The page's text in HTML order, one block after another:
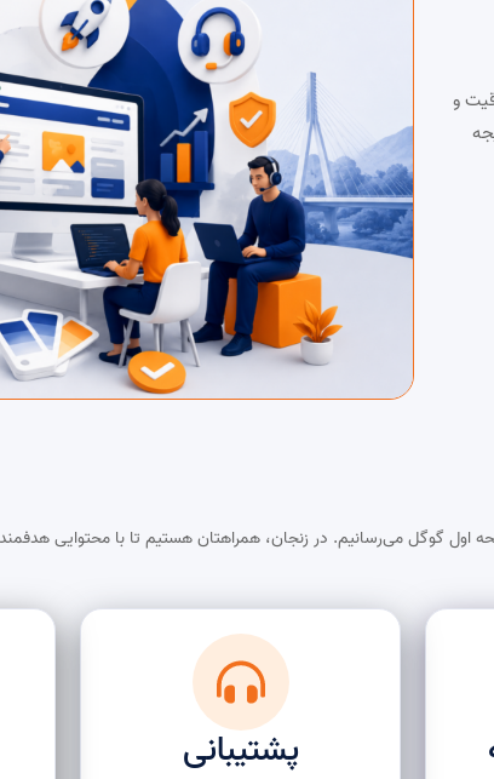
و
گوگل می‌رسانیم. در زنجان، همراهتان هستیم تا با محتوایی
پشتیبانی